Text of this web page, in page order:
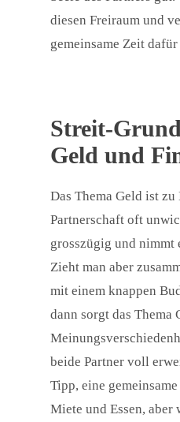
diesen Freiraum und
gemeinsame Zeit
Streit-
Geld und
Das Thema Geld ist
Partnerschaft oft
grosszügig und nimmt
Zieht man aber
mit einem knappen
dann sorgt das Thema
beide Partner voll
Tipp, eine
Miete und Essen, aber